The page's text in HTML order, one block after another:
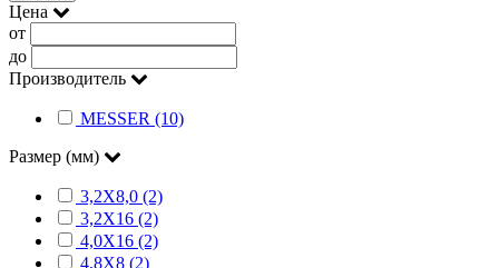
Цена
от
до
Производитель
MESSER (10)
Размер (мм)
3,2X8,0 (2)
3,2X16 (2)
4,0X16 (2)
4,8X8 (2)